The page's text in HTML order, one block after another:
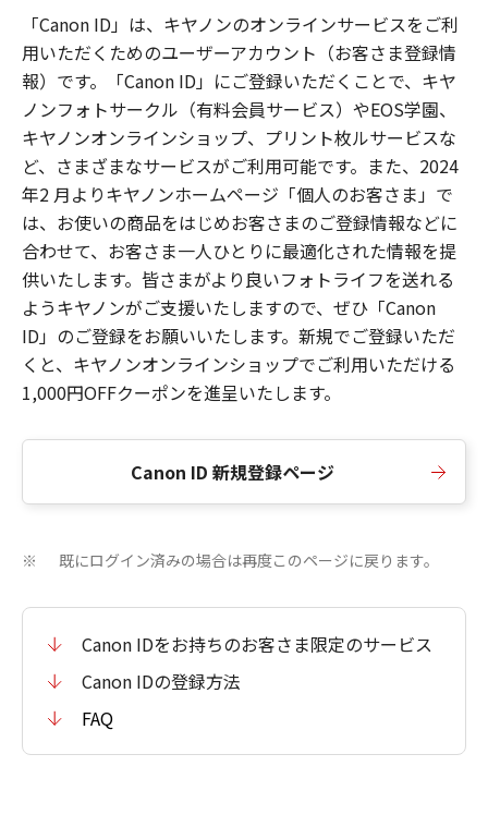
「Canon ID」は、キヤノンのオンラインサービスをご利
用いただくためのユーザーアカウント（お客さま登録情
報）です。「Canon ID」にご登録いただくことで、キヤ
ノンフォトサークル（有料会員サービス）やEOS学園、
キヤノンオンラインショップ、プリント枚ルサービスな
ど、さまざまなサービスがご利用可能です。また、2024
年2 月よりキヤノンホームページ「個人のお客さま」で
は、お使いの商品をはじめお客さまのご登録情報などに
合わせて、お客さま一人ひとりに最適化された情報を提
供いたします。皆さまがより良いフォトライフを送れる
ようキヤノンがご支援いたしますので、ぜひ「Canon
ID」のご登録をお願いいたします。新規でご登録いただ
くと、キヤノンオンラインショップでご利用いただける
1,000円OFFクーポンを進呈いたします。
Canon ID 新規登録ページ
※ 既にログイン済みの場合は再度このページに戻ります。
Canon IDをお持ちのお客さま限定のサービス
Canon IDの登録方法
FAQ